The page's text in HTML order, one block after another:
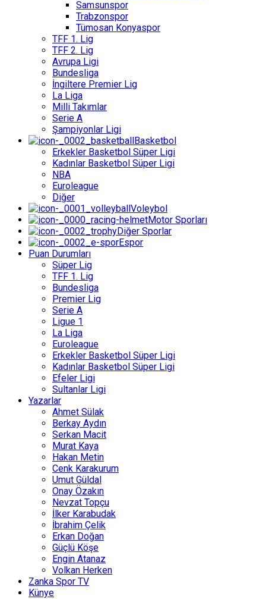
Samsunspor
Trabzonspor
Tümosan Konyaspor
TFF 1. Lig
TFF 2. Lig
Avrupa Ligi
Bundesliga
İngiltere Premier Lig
La Liga
Milli Takımlar
Serie A
Şampiyonlar Ligi
Basketbol
Erkekler Basketbol Süper Ligi
Kadınlar Basketbol Süper Ligi
NBA
Euroleague
Diğer
Voleybol
Motor Sporları
Diğer Sporlar
Espor
Puan Durumları
Süper Lig
TFF 1. Lig
Bundesliga
Premier Lig
Serie A
Ligue 1
La Liga
Euroleague
Erkekler Basketbol Süper Ligi
Kadınlar Basketbol Süper Ligi
Efeler Ligi
Sultanlar Ligi
Yazarlar
Ahmet Sülak
Berkay Aydın
Serkan Macit
Murat Kaya
Hakan Metin
Cenk Karakurum
Umut Güldal
Onay Özakın
Nevzat Topçu
İlker Karabudak
İbrahim Çelik
Erkan Doğan
Güçlü Köşe
Engin Atanaz
Volkan Herken
Zanka Spor TV
Künye